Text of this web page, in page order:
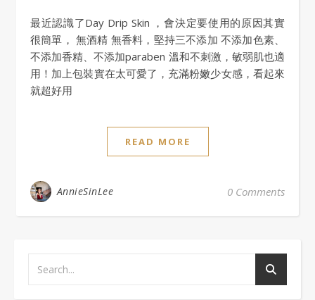
最近認識了Day Drip Skin ，會決定要使用的原因其實
很簡單， 無酒精 無香料，堅持三不添加 不添加色素、
不添加香精、不添加paraben 溫和不刺激，敏弱肌也適
用！加上包裝實在太可愛了，充滿粉嫩少女感，看起來
就超好用
READ MORE
AnnieSinLee 0 Comments